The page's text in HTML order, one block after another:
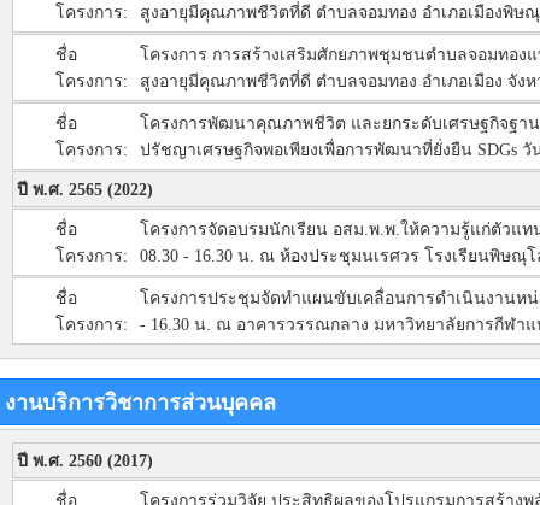
โครงการ: สูงอายุมีคุณภาพชีวิตที่ดี ตำบลจอมทอง อำเภอเมืองพิษ
ชื่อ
โครงการ:
โครงการ การสร้างเสริมศักยภาพชุมชนตำบลจอมทอง
สูงอายุมีคุณภาพชีวิตที่ดี ตำบลจอมทอง อำเภอเมือง จั
ชื่อ
โครงการ:
โครงการพัฒนาคุณภาพชีวิต และยกระดับเศรษฐกิจฐ
ปรัชญาเศรษฐกิจพอเพียงเพื่อการพัฒนาที่ยั่งยืน SDGs
ปี พ.ศ. 2565 (2022)
ชื่อ
โครงการ:
โครงการจัดอบรมนักเรียน อสม.พ.พ.ให้ความรู้แก่ตัวแ
08.30 - 16.30 น. ณ ห้องประชุมนเรศวร โรงเรียนพิษ
ชื่อ
โครงการ:
โครงการประชุมจัดทำแผนขับเคลื่อนการดำเนินงานห
- 16.30 น. ณ อาคารวรรณกลาง มหาวิทยาลัยการกีฬา
งานบริการวิชาการส่วนบุคคล
ปี พ.ศ. 2560 (2017)
ชื่อ
โครงการร่วมวิจัย ประสิทธิผลของโปรแกรมการสร้า